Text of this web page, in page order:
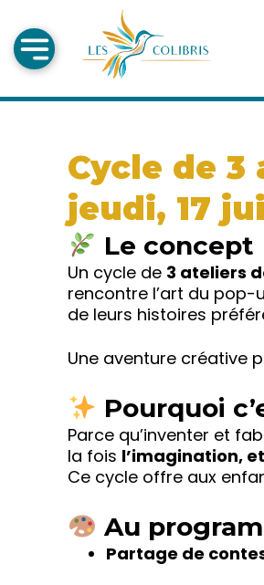
Cycle de
jeudi, 17
Le concept
Un cycle de 3 ateliers
rencontre l’art du pop-
de leurs histoires
Une aventure créative
Pourquoi
Parce qu’inventer et
la fois l’imagination,
Ce cycle offre aux
Au
Partage de